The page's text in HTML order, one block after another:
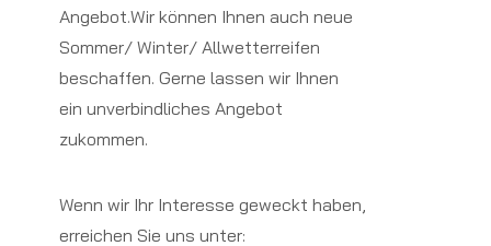
Angebot.Wir können Ihnen auch neue
Sommer/ Winter/ Allwetterreifen
beschaffen. Gerne lassen wir Ihnen
ein unverbindliches Angebot
zukommen.
Wenn wir Ihr Interesse geweckt haben,
erreichen Sie uns unter: